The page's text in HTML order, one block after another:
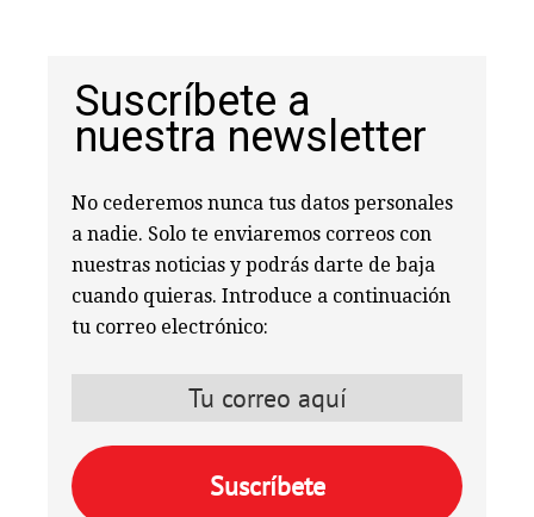
Suscríbete a
nuestra newsletter
No cederemos nunca tus datos personales
a nadie. Solo te enviaremos correos con
nuestras noticias y podrás darte de baja
cuando quieras. Introduce a continuación
tu correo electrónico: